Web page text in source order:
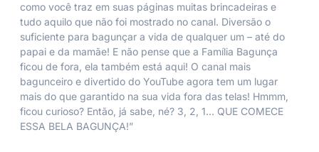
como você traz em suas páginas muitas brincadeiras e
tudo aquilo que não foi mostrado no canal. Diversão o
suficiente para bagunçar a vida de qualquer um – até do
papai e da mamãe! E não pense que a Família Bagunça
ficou de fora, ela também está aqui! O canal mais
bagunceiro e divertido do YouTube agora tem um lugar
mais do que garantido na sua vida fora das telas! Hmmm,
ficou curioso? Então, já sabe, né? 3, 2, 1… QUE COMECE
ESSA BELA BAGUNÇA!”